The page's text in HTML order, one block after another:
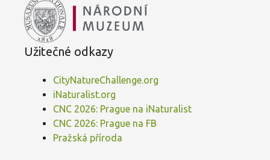
Užitečné odkazy
CityNatureChallenge.org
iNaturalist.org
CNC 2026: Prague na iNaturalist
CNC 2026: Prague na FB
Pražská příroda